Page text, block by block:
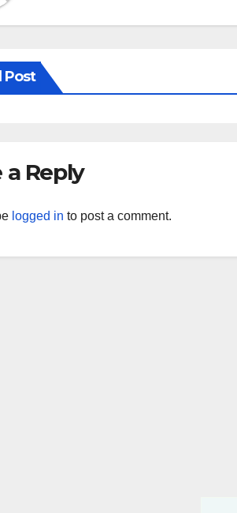
Post
a Reply
logged in to post a comment.